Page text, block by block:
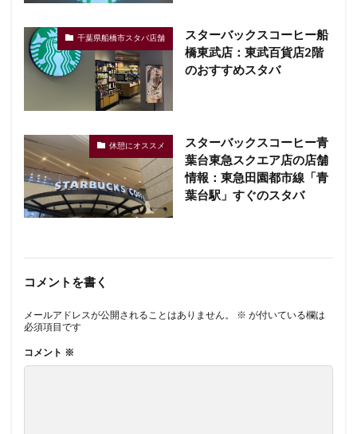
千葉県船橋市スタバ店舗
スターバックスコーヒー船
橋東武店：東武百貨店2階
のおすすめスタバ
休憩にオススメ
スターバックスコーヒー青
葉台東急スクエア店の店舗
情報：東急田園都市線「青
葉台駅」すぐのスタバ
コメントを書く
メールアドレスが公開されることはありません。 ※ が付いている欄は
必須項目です
コメント ※